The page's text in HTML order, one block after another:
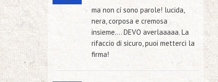
ma non ci sono parole! lucida,
nera, corposa e cremosa
insieme…. DEVO averlaaaaa. La
rifaccio di sicuro, puoi metterci la
firma!